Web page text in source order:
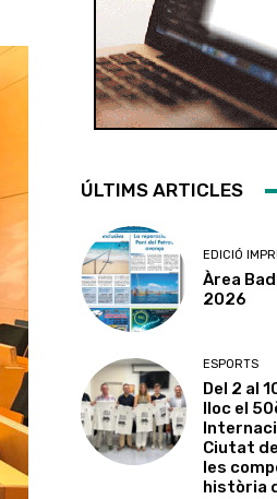
ÚLTIMS ARTICLES
EDICIÓ
Àrea
2026
ESPORTS
Del 2 al
lloc el
Ciutat
les
història